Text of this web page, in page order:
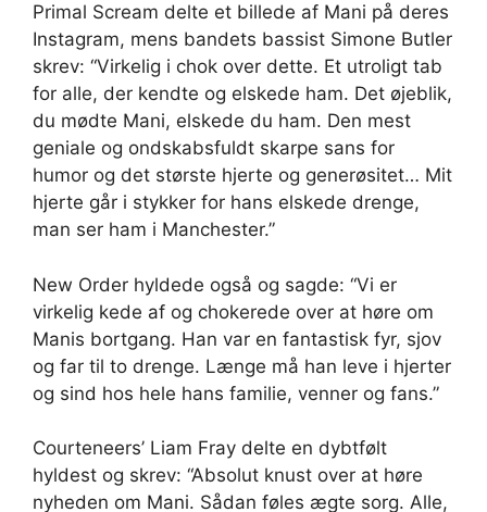
Primal Scream delte et billede af Mani på deres
Instagram, mens bandets bassist Simone Butler
skrev: “Virkelig i chok over dette. Et utroligt tab
for alle, der kendte og elskede ham. Det øjeblik,
du mødte Mani, elskede du ham. Den mest
geniale og ondskabsfuldt skarpe sans for
humor og det største hjerte og generøsitet… Mit
hjerte går i stykker for hans elskede drenge,
man ser ham i Manchester.”
New Order hyldede også og sagde: “Vi er
virkelig kede af og chokerede over at høre om
Manis bortgang. Han var en fantastisk fyr, sjov
og far til to drenge. Længe må han leve i hjerter
og sind hos hele hans familie, venner og fans.”
Courteneers’ Liam Fray delte en dybtfølt
hyldest og skrev: “Absolut knust over at høre
nyheden om Mani. Sådan føles ægte sorg. Alle,